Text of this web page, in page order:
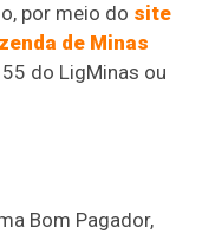
por meio do site
de Minas
do LigMinas ou
Bom Pagador,